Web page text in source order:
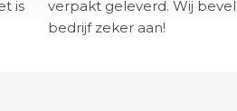
is
verpakt geleverd. Wij
bedrijf zeker aan!